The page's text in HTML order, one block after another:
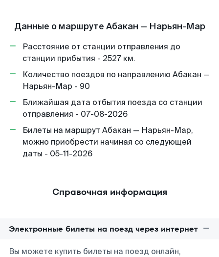
Данные о маршруте Абакан — Нарьян-Мар
Расстояние от станции отправления до
станции прибытия - 2527 км.
Количество поездов по направлению Абакан —
Нарьян-Мар - 90
Ближайшая дата отбытия поезда со станции
отправления - 07-08-2026
Билеты на маршрут Абакан — Нарьян-Мар,
можно приобрести начиная со следующей
даты - 05-11-2026
Справочная информация
Электронные билеты на поезд через интернет
Вы можете купить билеты на поезд онлайн,